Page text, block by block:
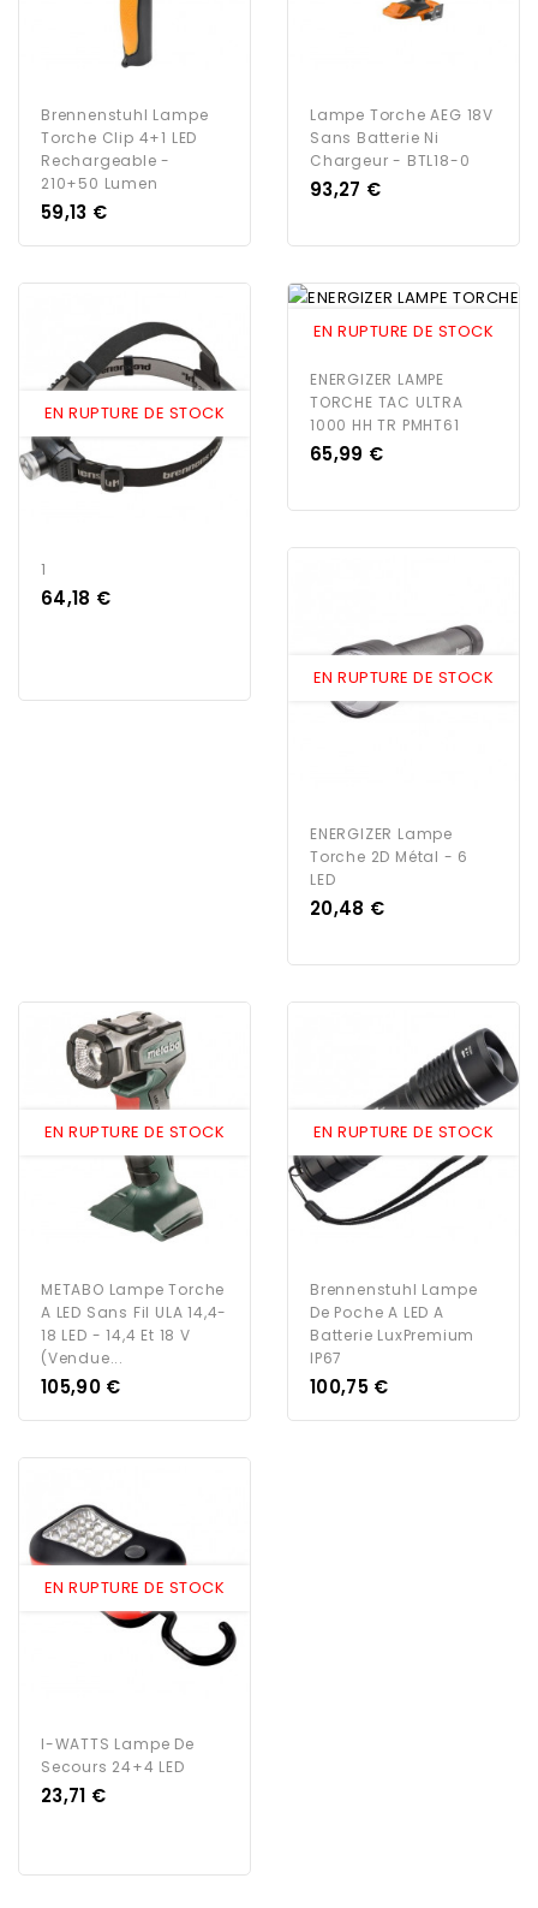
Brennenstuhl Lampe
Torche Clip 4+1 LED
Rechargeable -
210+50 Lumen
Prix
59,13 €
Lampe Torche AEG 18V
Sans Batterie Ni
Chargeur - BTL18-0
Prix
93,27 €
EN RUPTURE DE STOCK
1
Prix
64,18 €
EN RUPTURE DE STOCK
ENERGIZER LAMPE
TORCHE TAC ULTRA
1000 HH TR PMHT61
Prix
65,99 €
EN RUPTURE DE STOCK
ENERGIZER Lampe
Torche 2D Métal - 6
LED
Prix
20,48 €
EN RUPTURE DE STOCK
METABO Lampe Torche
A LED Sans Fil ULA 14,4-
18 LED - 14,4 Et 18 V
(vendue...
Prix
105,90 €
EN RUPTURE DE STOCK
Brennenstuhl Lampe
De Poche A LED A
Batterie LuxPremium
IP67
Prix
100,75 €
EN RUPTURE DE STOCK
I-WATTS Lampe De
Secours 24+4 LED
Prix
23,71 €